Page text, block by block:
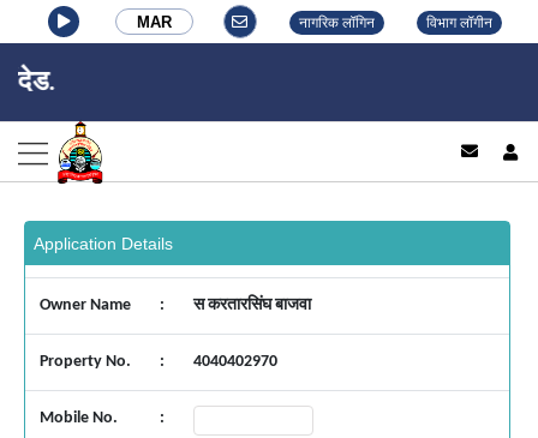
MAR नागरिक लॉगिन विभाग लॉगीन
Application Details
Owner Name : स करतारसिंघ बाजवा
Property No. : 4040402970
Mobile No. :